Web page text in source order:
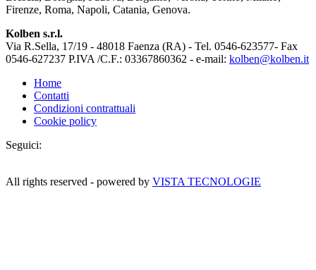
Firenze, Roma, Napoli, Catania, Genova.
Kolben s.r.l.
Via R.Sella, 17/19 - 48018 Faenza (RA) - Tel. 0546-623577- Fax
0546-627237 P.IVA /C.F.: 03367860362 - e-mail: kolben@kolben.it
Home
Contatti
Condizioni contrattuali
Cookie policy
Seguici:
All rights reserved - powered by VISTA TECNOLOGIE